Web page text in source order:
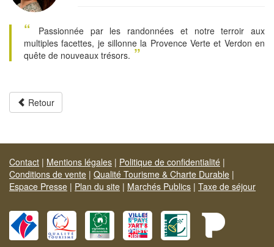
“
Passionnée par les randonnées et notre terroir aux
multiples facettes, je sillonne la Provence Verte et Verdon en
quête de nouveaux trésors. ”
Retour
Contact | Mentions légales | Politique de confidentialité |
Conditions de vente | Qualité Tourisme & Charte Durable |
Espace Presse | Plan du site | Marchés Publics | Taxe de séjour